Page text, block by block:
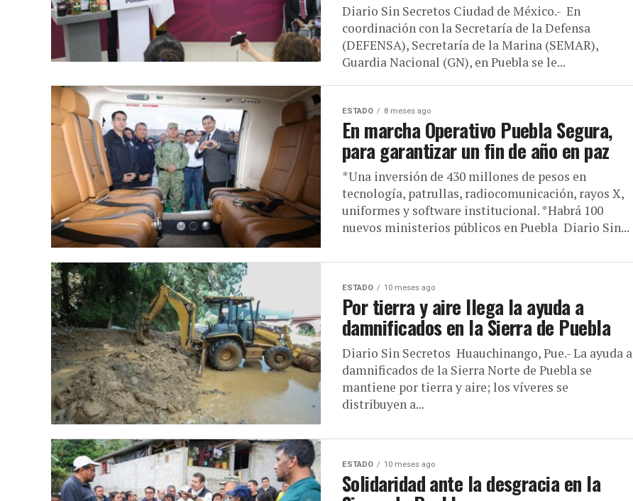
Diario Sin Secretos Ciudad de México.- En
coordinación con la Secretaría de la Defensa
(DEFENSA), Secretaría de la Marina (SEMAR),
Guardia Nacional (GN), en Puebla se le...
ESTADO 8 meses ago
En marcha Operativo Puebla Segura,
para garantizar un fin de año en paz
*Una inversión de 430 millones de pesos en
tecnología, patrullas, radiocomunicación, rayos X,
uniformes y software institucional. *Habrá 100
nuevos ministerios públicos en Puebla Diario Sin...
ESTADO 10 meses ago
Por tierra y aire llega la ayuda a
damnificados en la Sierra de Puebla
Diario Sin Secretos Huauchinango, Pue.- La ayuda a
damnificados de la Sierra Norte de Puebla se
mantiene por tierra y aire; los víveres se
distribuyen a...
ESTADO 10 meses ago
Solidaridad ante la desgracia en la